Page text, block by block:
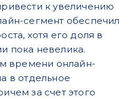
к увеличению
сегмент обеспечил
хотя его доля в
пока невелика.
времени онлайн-
в отдельное
за счет этого